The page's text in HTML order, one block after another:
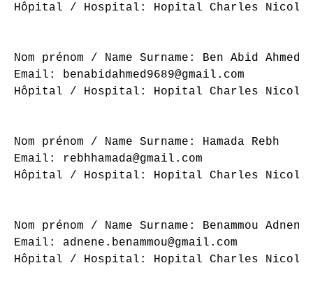
Hôpital / Hospital: Hopital Charles
Nom prénom / Name Surname: Ben Abid Ahmed
Email: benabidahmed9689@gmail.com
Hôpital / Hospital: Hopital Charles
Nom prénom / Name Surname: Hamada Rebh
Email: rebhhamada@gmail.com
Hôpital / Hospital: Hopital Charles
Nom prénom / Name Surname: Benammou Adnene
Email: adnene.benammou@gmail.com
Hôpital / Hospital: Hopital Charles